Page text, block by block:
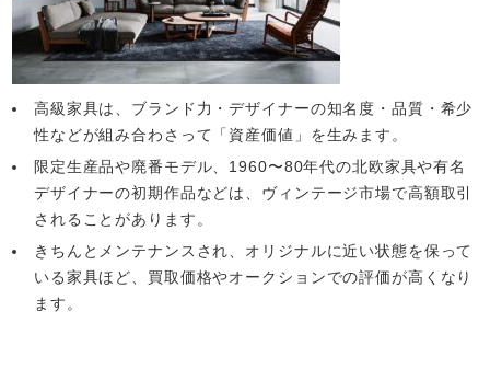
高級家具は、ブランド力・デザイナーの知名度・品質・希少
性などが組み合わさって「資産価値」を生みます。
限定生産品や廃番モデル、1960〜80年代の北欧家具や有名
デザイナーの初期作品などは、ヴィンテージ市場で高額取引
されることがあります。
きちんとメンテナンスされ、オリジナルに近い状態を保って
いる家具ほど、買取価格やオークションでの評価が高くなり
ます。